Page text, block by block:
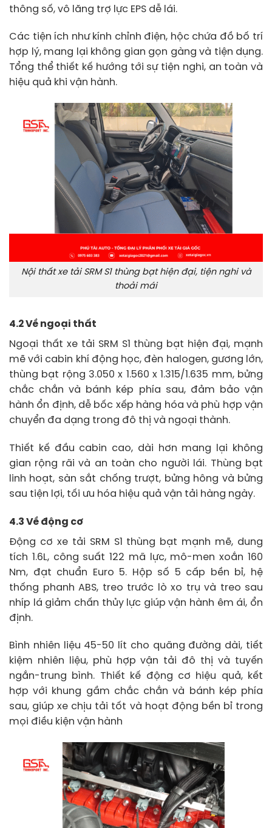
thông số, vô lăng trợ lực EPS dễ lái.
Các tiện ích như kính chỉnh điện, hộc chứa đồ bố trí
hợp lý, mang lại không gian gọn gàng và tiện dụng.
Tổng thể thiết kế hướng tới sự tiện nghi, an toàn và
hiệu quả khi vận hành.
Nội thất xe tải SRM S1 thùng bạt hiện đại, tiện nghi và
thoải mái
4.2 Về ngoại thất
Ngoại thất xe tải SRM S1 thùng bạt hiện đại, mạnh
mẽ với cabin khí động học, đèn halogen, gương lớn,
thùng bạt rộng 3.050 x 1.560 x 1.315/1.635 mm, bửng
chắc chắn và bánh kép phía sau, đảm bảo vận
hành ổn định, dễ bốc xếp hàng hóa và phù hợp vận
chuyển đa dạng trong đô thị và ngoại thành.
Thiết kế đầu cabin cao, dài hơn mang lại không
gian rộng rãi và an toàn cho người lái. Thùng bạt
linh hoạt, sàn sắt chống trượt, bửng hông và bửng
sau tiện lợi, tối ưu hóa hiệu quả vận tải hàng ngày.
4.3 Về động cơ
Động cơ xe tải SRM S1 thùng bạt mạnh mẽ, dung
tích 1.6L, công suất 122 mã lực, mô-men xoắn 160
Nm, đạt chuẩn Euro 5. Hộp số 5 cấp bền bỉ, hệ
thống phanh ABS, treo trước lò xo trụ và treo sau
nhíp lá giảm chấn thủy lực giúp vận hành êm ái, ổn
định.
Bình nhiên liệu 45-50 lít cho quãng đường dài, tiết
kiệm nhiên liệu, phù hợp vận tải đô thị và tuyến
ngắn-trung bình. Thiết kế động cơ hiệu quả, kết
hợp với khung gầm chắc chắn và bánh kép phía
sau, giúp xe chịu tải tốt và hoạt động bền bỉ trong
mọi điều kiện vận hành